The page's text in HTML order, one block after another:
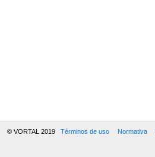
© VORTAL 2019 Términos de uso Normativa